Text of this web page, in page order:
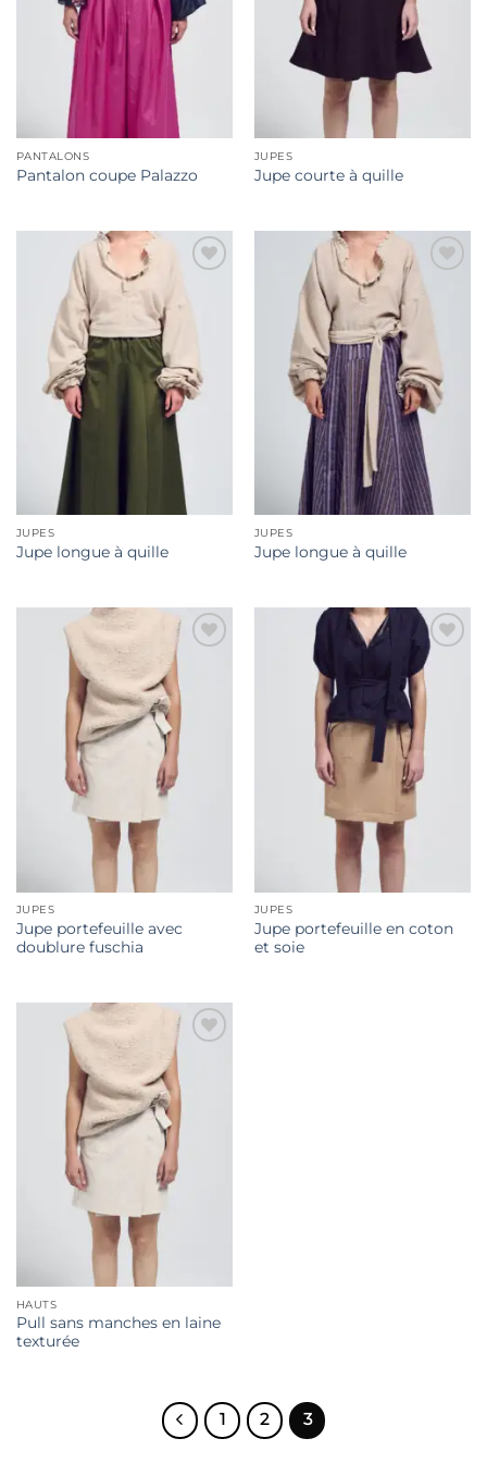
PANTALONS
Pantalon coupe Palazzo
JUPES
Jupe courte à quille
JUPES
Jupe longue à quille
Ajouter
à la liste
souhaits
JUPES
Jupe longue à quille
Ajouter
à la liste
souhaits
JUPES
Jupe portefeuille avec
doublure fuschia
Ajouter
à la liste
de
souhaits
JUPES
Jupe portefeuille en coton
et soie
Ajouter
à la liste
souhaits
HAUTS
Pull sans manches en laine
texturée
1 2 3